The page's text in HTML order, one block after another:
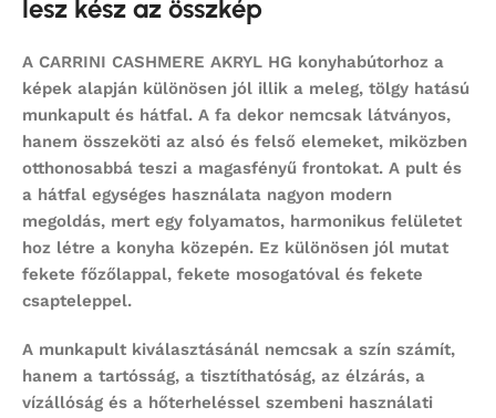
lesz kész az összkép
A CARRINI CASHMERE AKRYL HG konyhabútorhoz a
képek alapján különösen jól illik a meleg, tölgy hatású
munkapult és hátfal. A fa dekor nemcsak látványos,
hanem összeköti az alsó és felső elemeket, miközben
otthonosabbá teszi a magasfényű frontokat. A pult és
a hátfal egységes használata nagyon modern
megoldás, mert egy folyamatos, harmonikus felületet
hoz létre a konyha közepén. Ez különösen jól mutat
fekete főzőlappal, fekete mosogatóval és fekete
csapteleppel.
A munkapult kiválasztásánál nemcsak a szín számít,
hanem a tartósság, a tisztíthatóság, az élzárás, a
vízállóság és a hőterheléssel szembeni használati